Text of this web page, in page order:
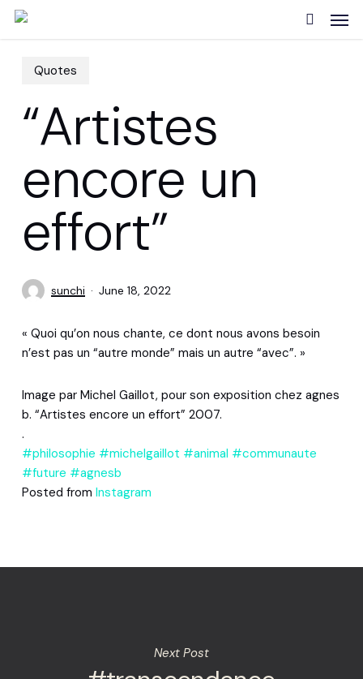
Skip
contentQuotes
“Artistes
encore un
effort”
sunchi June 18, 2022
« Quoi qu’on nous chante, ce dont nous avons besoin
n’est pas un “autre monde” mais un autre “avec”. »
Image par Michel Gaillot, pour son exposition chez agnes
b. “Artistes encore un effort” 2007.
.
#philosophie #michelgaillot #animal #communaute
#future #agnesb
Posted from Instagram
Next Post